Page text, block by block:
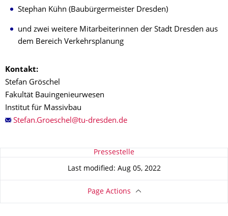
Stephan Kühn (Baubürgermeister Dresden)
und zwei weitere Mitarbeiterinnen der Stadt Dresden aus
dem Bereich Verkehrsplanung
Kontakt:
Stefan Gröschel
Fakultät Bauingenieurwesen
Institut für Massivbau
About this page Pressestelle
Last modified: Aug 05, 2022
Page Actions